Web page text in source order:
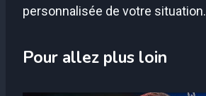
personnalisée de votre situation.
Pour allez plus loin